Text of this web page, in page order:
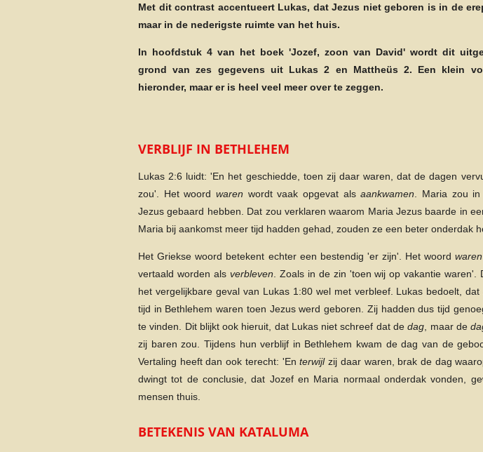
Met dit contrast accentueert Lukas, dat Jezus niet geboren is in de
maar in de nederigste ruimte van het huis.
In hoofdstuk 4 van het boek 'Jozef, zoon van David' wordt dit
grond van zes gegevens uit Lukas 2 en Mattheüs 2. Een klein
hieronder, maar er is heel veel meer over te zeggen.
VERBLIJF IN BETHLEHEM
Lukas 2:6 luidt: 'En het geschiedde, toen zij daar waren, dat de dagen
zou'. Het woord waren wordt vaak opgevat alsaankwamen . Maria zou
Jezus gebaard hebben. Dat zou verklaren waarom Maria Jezus baarde in
Maria bij aankomst meer tijd hadden gehad, zouden ze een beter onderdak
Het Griekse woord betekent echter een bestendig 'er zijn'. Het woordwaren
vertaald worden als verbleven . Zoals in de zin 'toen wij op vakantie waren'.
het vergelijkbare geval van Lukas 1:80 wel met verbleef. Lukas bedoelt,
tijd in Bethlehem waren toen Jezus werd geboren. Zij hadden dus tijd
te vinden. Dit blijkt ook hieruit, dat Lukas niet schreef dat de dag , maar de
zij baren zou. Tijdens hun verblijf in Bethlehem kwam de dag van de
Vertaling heeft dan ook terecht: 'Enterwijlzij daar waren, brak de dag
dwingt tot de conclusie, dat Jozef en Maria normaal onderdak vonden,
mensen thuis.
BETEKENIS VAN KATALUMA